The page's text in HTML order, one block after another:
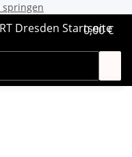
springen
0,00 €